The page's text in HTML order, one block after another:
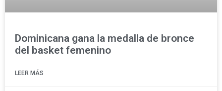
Dominicana gana la medalla de bronce
del basket femenino
LEER MÁS